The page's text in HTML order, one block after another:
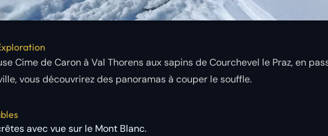
Cime de Caron à Val Thorens aux sapins de Courchevel le Praz, en
vous découvrirez des panoramas à couper le souffle.
avec vue sur le Mont Blanc.